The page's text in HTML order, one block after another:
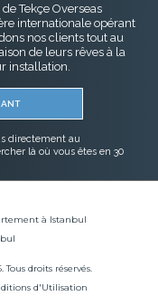
Tekçe Overseas
internationale opérant
nos clients tout au
de leurs rêves à la
installation.
directement au
là où vous êtes en 30
à Istanbul
droits réservés.
d'Utilisation